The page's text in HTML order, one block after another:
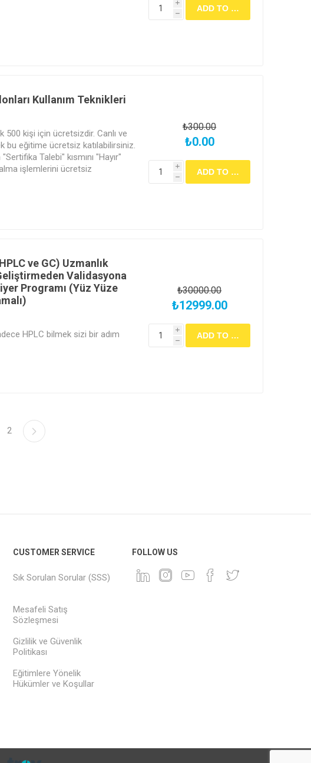
i
h
Kullanım Teknikleri
500 kişi için ücretsizdir. Canlı ve
bu eğitime ücretsiz katılabilirsiniz.
Talebi" kısmını "Hayır"
işlemlerini ücretsiz
bir başarı sertifikası almak için
"Evet" olarak işaretlemeniz ve
₺300.00
₺0.00
i
h
ve GC) Uzmanlık
Validasyona
Programı (Yüz Yüze
HPLC bilmek sizi bir adım
GERÇEK DENEYİM YOKSA
İŞE YARAMAZ⚠️Kalabalık
ile sizi doğrudan AR-GE ve
hazırlayan dev bir
₺30000.00
₺12999.00
i
h
2
CUSTOMER SERVICE
Sık Sorulan Sorular (SSS)
Mesafeli Satış
Sözleşmesi
Gizlilik ve Güvenlik
Politikası
Eğitimlere Yönelik
Hükümler ve Koşullar
FOLLOW US